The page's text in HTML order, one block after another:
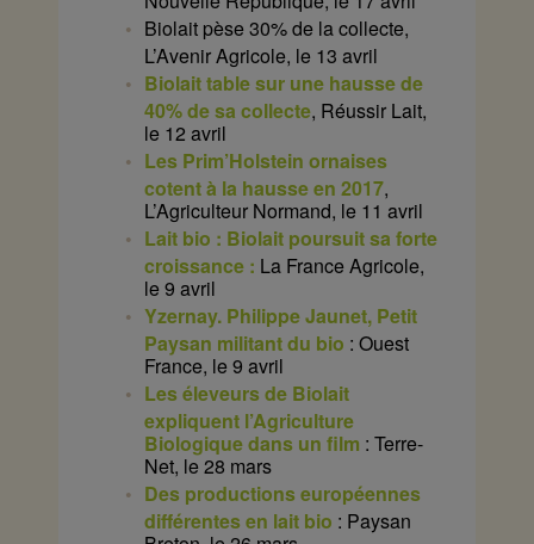
Biolait pèse 30% de la collecte,
L’Avenir Agricole, le 13 avril
Biolait table sur une hausse de
40% de sa collecte, Réussir Lait,
le 12 avril
Les Prim’Holstein ornaises
cotent à la hausse en 2017,
L’Agriculteur Normand, le 11 avril
Lait bio : Biolait poursuit sa forte
croissance : La France Agricole,
le 9 avril
Yzernay. Philippe Jaunet, Petit
Paysan militant du bio : Ouest
France, le 9 avril
Les éleveurs de Biolait
expliquent l’Agriculture
Biologique dans un film : Terre-
Net, le 28 mars
Des productions européennes
différentes en lait bio : Paysan